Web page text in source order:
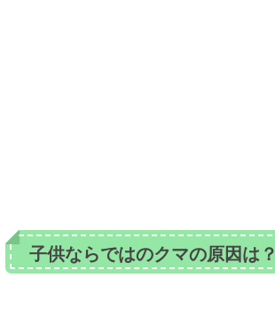
子供ならではのクマの原因は？